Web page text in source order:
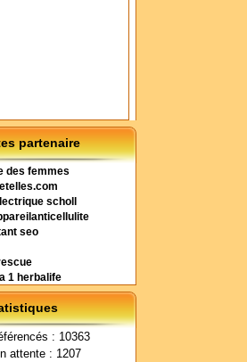
partenaire
des femmes
scholl
seo
1 herbalife
: 10363
attente : 1207